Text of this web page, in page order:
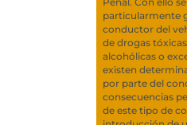
particularmente
conductor del
de drogas
alcohólicas o
existen
por parte del
consecuencias
de este tipo de